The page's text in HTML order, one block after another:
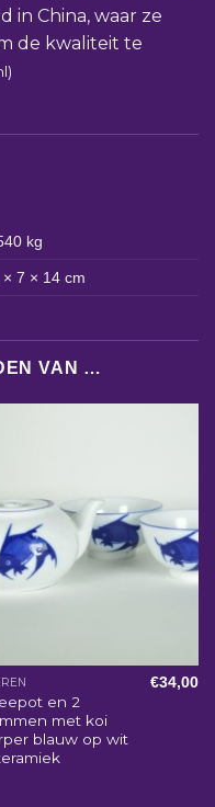
in China, waar ze
de kwaliteit te
kg
× 7 × 14 cm
VAN …
en 2
met koi
blauw op wit
€34,00